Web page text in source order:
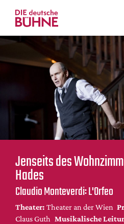
Kritiken
Schauspiel
Musiktheater
Crossover
Bühnenwelt
Festivals & Veranstaltungen
Menschen & Theater
Themen
Internationales
Nachrufe
Medientipps
Jenseits des
Hades
Claudio Monteverdi: L'Orfeo
Theater: Theater an der Wien
Claus Guth Musikalische